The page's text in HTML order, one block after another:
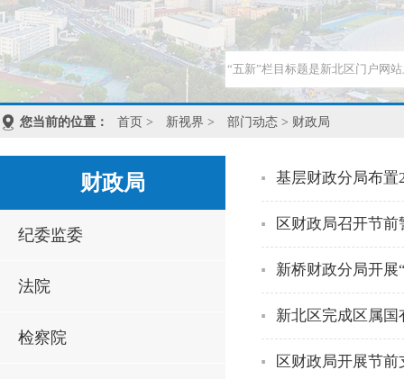
您当前的位置： 首页 > 新视界 > 部门动态 > 财政局
财政局
纪委监委
法院
检察院
基层财政分局布置
区财政局召开节
新桥财政分局开展
新北区完成区属
区财政局开展节